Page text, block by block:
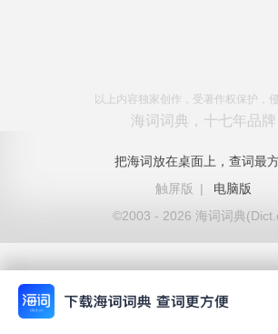
以上内容独家创作，受著作权保护，
海词词典，十七年品牌
把海词放在桌面上，查词最
触屏版
|
电脑版
©2003 - 2026 海词词典